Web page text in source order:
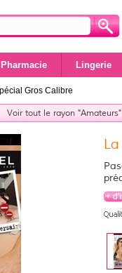
Pharmacie Lingerie
Gros Calibre
Voir tout le rayon "Amateurs"